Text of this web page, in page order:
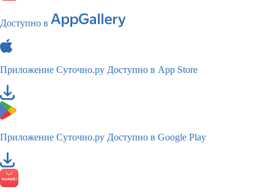
Доступно в
Приложение Суточно.ру Доступно в App Store
Приложение Суточно.ру Доступно в Google Play